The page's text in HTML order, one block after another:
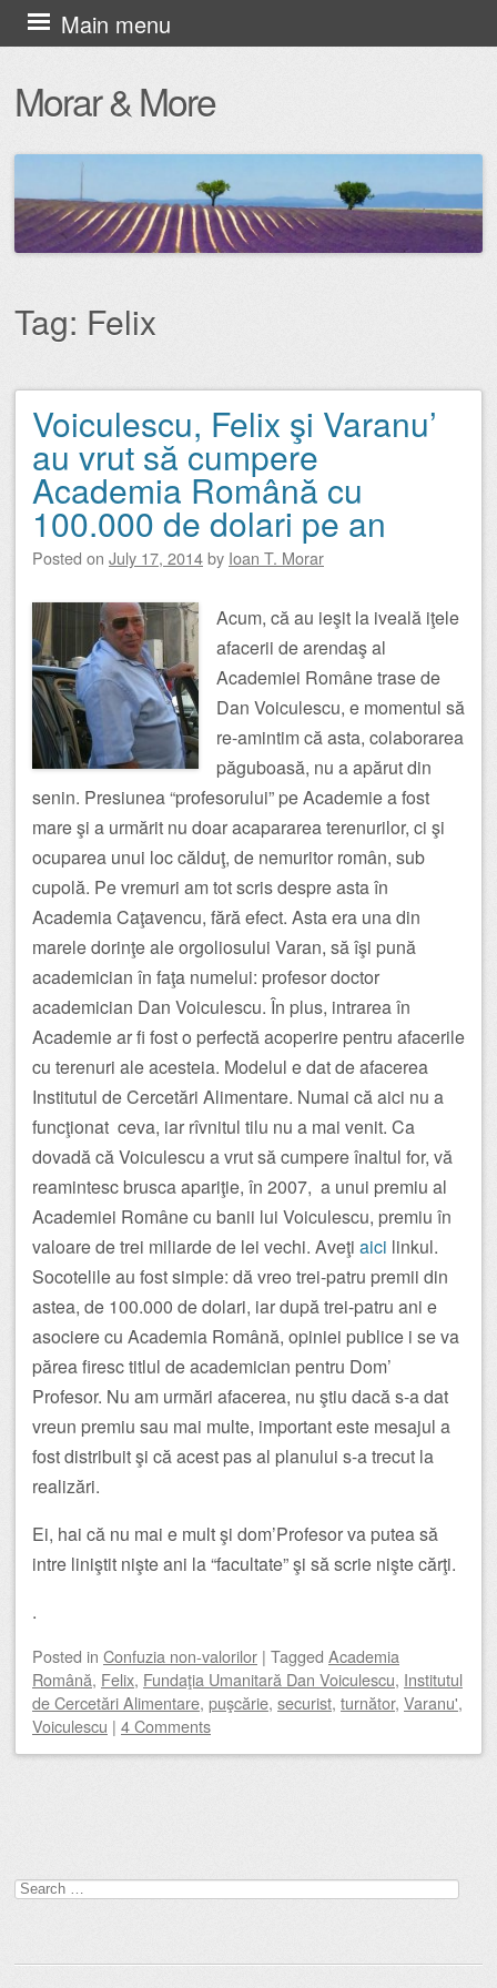
Morar & More
Main menu
Skip
to
content
Tag: Felix
Post navigation
Voiculescu, Felix şi Varanu’
au vrut să cumpere
Academia Română cu
100.000 de dolari pe an
Posted on July 17, 2014by Ioan T. Morar
Acum, că au ieşit la iveală iţele
afacerii de arendaş al
Academiei Române trase de
Dan Voiculescu, e momentul să
re-amintim că asta, colaborarea
păguboasă, nu a apărut din
senin. Presiunea “profesorului” pe Academie a fost
mare şi a urmărit nu doar acapararea terenurilor, ci şi
ocuparea unui loc călduţ, de nemuritor român, sub
cupolă. Pe vremuri am tot scris despre asta în
Academia Caţavencu, fără efect. Asta era una din
marele dorinţe ale orgoliosului Varan, să îşi pună
academician în faţa numelui: profesor doctor
academician Dan Voiculescu. În plus, intrarea în
Academie ar fi fost o perfectă acoperire pentru afacerile
cu terenuri ale acesteia. Modelul e dat de afacerea
Institutul de Cercetări Alimentare. Numai că aici nu a
funcţionat ceva, iar rîvnitul tilu nu a mai venit. Ca
dovadă că Voiculescu a vrut să cumpere înaltul for, vă
reamintesc brusca apariţie, în 2007, a unui premiu al
Academiei Române cu banii lui Voiculescu, premiu în
valoare de trei miliarde de lei vechi. Aveţi aici linkul.
Socotelile au fost simple: dă vreo trei-patru premii din
astea, de 100.000 de dolari, iar după trei-patru ani e
asociere cu Academia Română, opiniei publice i se va
părea firesc titlul de academician pentru Dom’
Profesor. Nu am urmări afacerea, nu ştiu dacă s-a dat
vreun premiu sau mai multe, important este mesajul a
fost distribuit şi că acest pas al planului s-a trecut la
realizări.
Ei, hai că nu mai e mult şi dom’Profesor va putea să
intre liniştit nişte ani la “facultate” şi să scrie nişte cărţi.
.
Posted in Confuzia non-valorilor | Tagged Academia
Română, Felix, Fundaţia Umanitară Dan Voiculescu, Institutul
de Cercetări Alimentare, puşcărie, securist, turnător, Varanu',
Voiculescu | 4 Comments
Search
for: